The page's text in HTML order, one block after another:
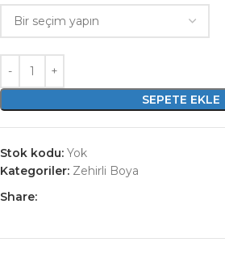
SEPETE EKLE
Stok kodu: Yok
Kategoriler: Zehirli Boya
Share: